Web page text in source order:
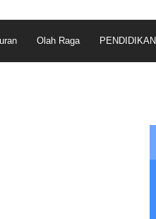
Olah Raga PENDIDIKAN